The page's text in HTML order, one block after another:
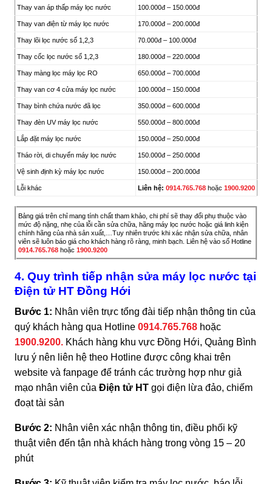
Thay van áp thấp máy lọc nước 100.000đ – 150.000đ
Thay van điện từ máy lọc nước 170.000đ – 200.000đ
Thay lõi lọc nước số 1,2,3 70.000đ – 100.000đ
Thay cốc lọc nước số 1,2,3 180.000đ – 220.000đ
Thay màng lọc máy lọc RO 650.000đ – 700.000đ
Thay van cơ 4 cửa máy lọc nước 100.000đ – 150.000đ
Thay bình chứa nước đã lọc 350.000đ – 600.000đ
Thay đèn UV máy lọc nước 550.000đ – 800.000đ
Lắp đặt máy lọc nước 150.000đ – 250.000đ
Tháo rời, di chuyển máy lọc nước 150.000đ – 250.000đ
Vệ sinh định kỳ máy lọc nước 150.000đ – 200.000đ
Lỗi khác Liên hệ: 0914.765.768 hoặc 1900.9200
Bảng giá trên chỉ mang tính chất tham khảo, chi phí sẽ thay đổi phụ thuộc vào
mức độ nặng, nhẹ của lỗi cần sửa chữa, hãng máy lọc nước hoặc giá linh kiện
chính hãng của nhà sản xuất,…Tuy nhiên trước khi xác nhận sửa chữa, nhân
viên sẽ luôn báo giá cho khách hàng rõ ràng, minh bạch. Liên hệ vào số Hotline
0914.765.768 hoặc 1900.9200
4. Quy trình tiếp nhận sửa máy lọc nước tại
Điện tử HT Đồng Hới
Bước 1: Nhân viên trực tổng đài tiếp nhận thông tin của
quý khách hàng qua Hotline 0914.765.768 hoặc
1900.9200. Khách hàng khu vực Đồng Hới, Quảng Bình
lưu ý nên liên hệ theo Hotline được công khai trên
website và fanpage để tránh các trường hợp như giả
mạo nhân viên của Điện tử HT gọi điện lừa đảo, chiếm
đoạt tài sản
Bước 2: Nhân viên xác nhận thông tin, điều phối kỹ
thuật viên đến tận nhà khách hàng trong vòng 15 – 20
phút